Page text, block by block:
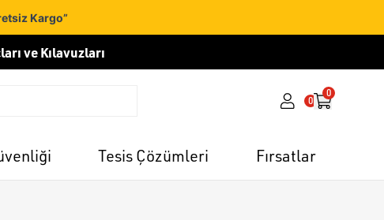
Kargo”
ve Kılavuzları
0
0
Tesis Çözümleri Fırsatlar